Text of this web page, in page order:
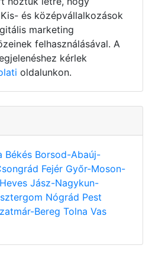
és középvállalkozások
marketing
felhasználásával. A
kérlek
oldalunkon.
Békés Borsod-Abaúj-
Fejér Győr-Moson-
Heves Jász-Nagykun-
Nógrád Pest
Bereg Tolna Vas